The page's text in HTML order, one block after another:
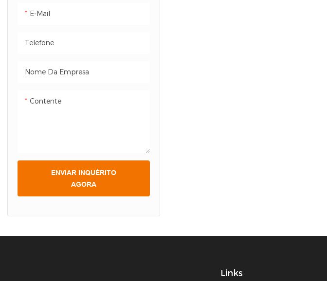
E-Mail
Telefone
Nome Da Empresa
Contente
ENVIAR INQUÉRITO
AGORA
Links